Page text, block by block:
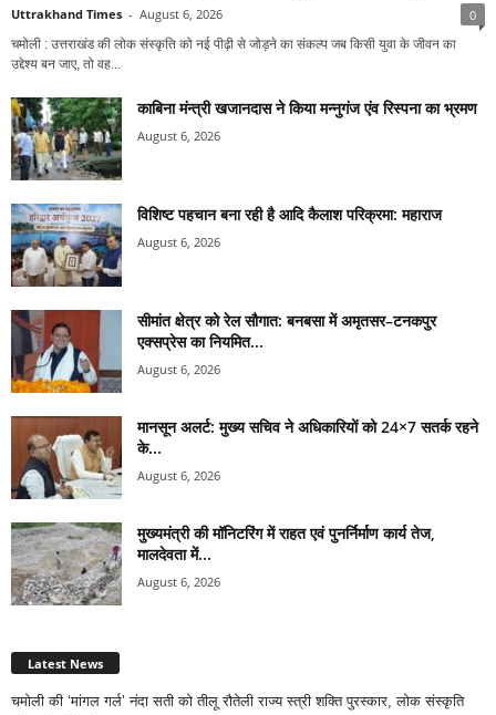
Uttrakhand Times - August 6, 2026 0
चमोली : उत्तराखंड की लोक संस्कृति को नई पीढ़ी से जोड़ने का संकल्प जब किसी युवा के जीवन का
उद्देश्य बन जाए, तो वह...
काबिना मंन्त्री खजानदास ने किया मन्नुगंज एंव रिस्पना का भ्रमण
August 6, 2026
विशिष्ट पहचान बना रही है आदि कैलाश परिक्रमा: महाराज
August 6, 2026
सीमांत क्षेत्र को रेल सौगात: बनबसा में अमृतसर–टनकपुर
एक्सप्रेस का नियमित...
August 6, 2026
मानसून अलर्ट: मुख्य सचिव ने अधिकारियों को 24×7 सतर्क रहने
के...
August 6, 2026
मुख्यमंत्री की मॉनिटरिंग में राहत एवं पुनर्निर्माण कार्य तेज,
मालदेवता में...
August 6, 2026
Latest News
चमोली की ‘मांगल गर्ल’ नंदा सती को तीलू रौतेली राज्य स्त्री शक्ति पुरस्कार, लोक संस्कृति